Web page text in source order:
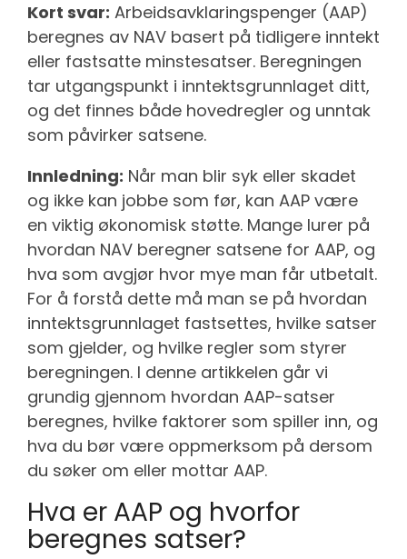
Kort svar: Arbeidsavklaringspenger (AAP)
beregnes av NAV basert på tidligere inntekt
eller fastsatte minstesatser. Beregningen
tar utgangspunkt i inntektsgrunnlaget ditt,
og det finnes både hovedregler og unntak
som påvirker satsene.
Innledning: Når man blir syk eller skadet
og ikke kan jobbe som før, kan AAP være
en viktig økonomisk støtte. Mange lurer på
hvordan NAV beregner satsene for AAP, og
hva som avgjør hvor mye man får utbetalt.
For å forstå dette må man se på hvordan
inntektsgrunnlaget fastsettes, hvilke satser
som gjelder, og hvilke regler som styrer
beregningen. I denne artikkelen går vi
grundig gjennom hvordan AAP-satser
beregnes, hvilke faktorer som spiller inn, og
hva du bør være oppmerksom på dersom
du søker om eller mottar AAP.
Hva er AAP og hvorfor
beregnes satser?